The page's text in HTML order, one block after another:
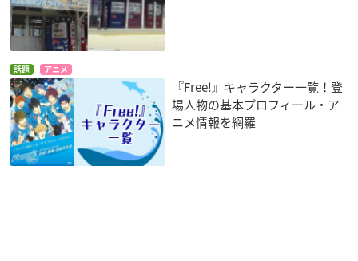
話題 アニメ
『Free!』キャラクター一覧！登
場人物の基本プロフィール・ア
ニメ情報を網羅